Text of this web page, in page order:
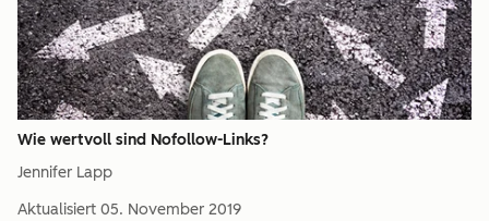
Wie wertvoll sind Nofollow-Links?
Jennifer Lapp
Aktualisiert 05. November 2019